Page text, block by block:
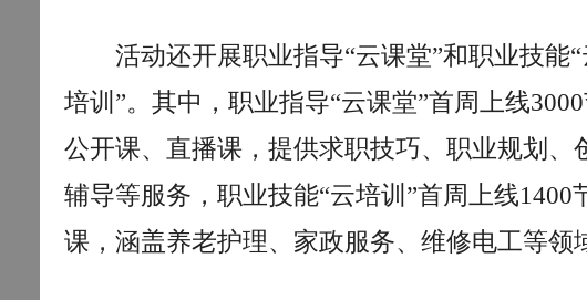
活动还开展职业指导“云课堂”和职业技能
培训”。其中，职业指导“云课堂”首周上线
公开课、直播课，提供求职技巧、职业规划、
辅导等服务，职业技能“云培训”首周上线1400
课，涵盖养老护理、家政服务、维修电工等领